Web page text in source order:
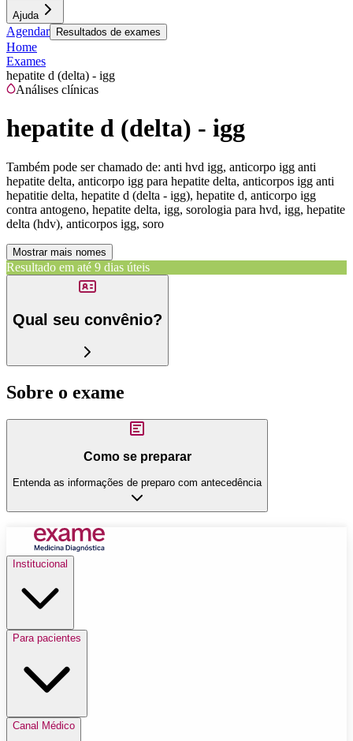
Ajuda
Agendar Resultados de exames
Home
Exames
hepatite d (delta) - igg
Análises clínicas
hepatite d (delta) - igg
Também pode ser chamado de: anti hvd igg, anticorpo igg anti
hepatite delta, anticorpo igg para hepatite delta, anticorpos igg anti
hepatitie delta, hepatite d (delta - igg), hepatite d, anticorpo igg
contra antogeno, hepatite delta, igg, sorologia para hvd, igg, hepatite
delta (hdv), anticorpos igg, soro
Mostrar mais nomes
Resultado em até 9 dias úteis
Qual seu convênio?
Sobre o exame
Como se preparar
Entenda as informações de preparo com antecedência
Institucional
Para pacientes
Canal Médico